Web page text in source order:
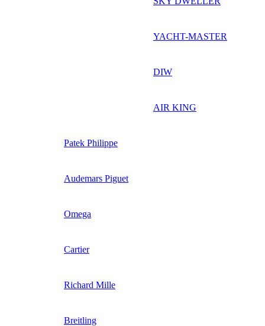
YACHT-MASTER
DIW
AIR KING
Patek Philippe
Audemars Piguet
Omega
Cartier
Richard Mille
Breitling